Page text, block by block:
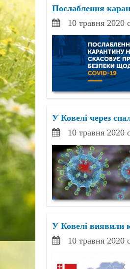
Послаблення
10 травня 2020
У Ковелі через
10 травня 2020
У Ковелі виявили
10 травня 2020